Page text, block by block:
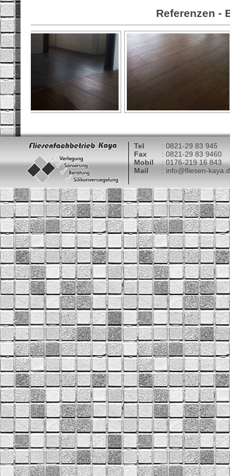
Referenzen -
Tel
: 0821-29 83 945
Fax
: 0821-29 83 9460
Mobil
: 0176-219 16 843
Mail
: info@fliesen-